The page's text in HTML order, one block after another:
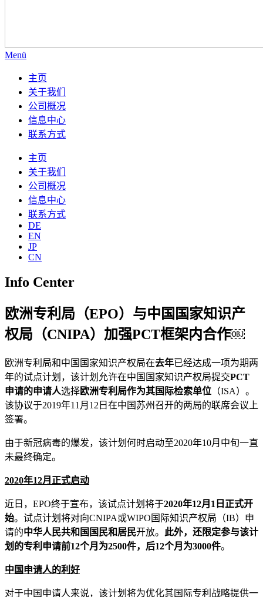
Menü
主页
关于我们
公司概况
信息中心
联系方式
主页
关于我们
公司概况
信息中心
联系方式
DE
EN
JP
CN
Info Center
欧洲专利局（EPO）与中国国家知识产
权局（CNIPA）加强PCT框架内合作￼
欧洲专利局和中国国家知识产权局在去年已经达成一项为期两
年的试点计划，该计划允许在中国国家知识产权局提交PCT
申请的申请人选择欧洲专利局作为其国际检索单位 （ISA）。
该协议于2019年11月12日在中国苏州召开的两局的联席会议上
签署。
由于新冠病毒的爆发，该计划何时启动至2020年10月中旬一直
未最终确定。
2020年12月正式启动
近日，EPO终于宣布，该试点计划将于2020年12月 1 日正式开
始。试点计划将对向CNIPA或WIPO国际知识产权局（IB）申
请的中华人民共和国国民和居民开放。
此外，还限定参与该计
划的专利申请前12个月为2500件，后12个月为3000件。
中国申请人的利好
对于中国申请人来说，该计划将为优化其国际专利战略提供一